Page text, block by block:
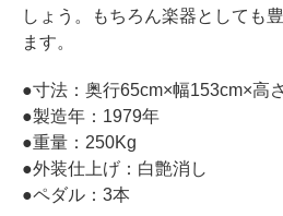
ホフマンアップライトピアノ
中古ピアノ
しょう。もちろん楽器としても
ます。
●寸法：奥行65cm×幅153cm×高
●製造年：1979年
●重量：250Kg
●外装仕上げ：白艶消し
●ペダル：3本